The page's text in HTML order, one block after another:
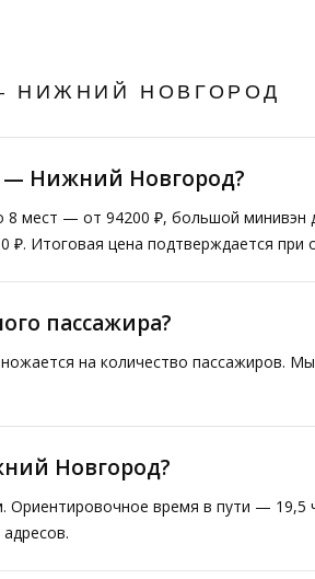
НИЖНИЙ НОВГОРОД
— Нижний Новгород?
8 мест — от 94200 ₽, большой
₽. Итоговая цена подтверждается при
пассажира?
на количество пассажиров.
Новгород?
Ориентировочное время в пути — 19,5